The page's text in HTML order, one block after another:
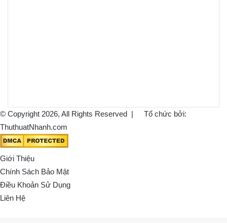
© Copyright 2026, All Rights Reserved |
Tổ chức bởi:
ThuthuatNhanh.com
Giới Thiệu
Chính Sách Bảo Mật
Điều Khoản Sử Dụng
Liên Hệ